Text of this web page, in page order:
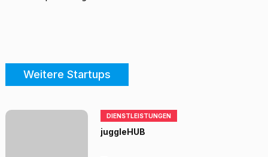
Weitere Startups
DIENSTLEISTUNGEN
juggleHUB